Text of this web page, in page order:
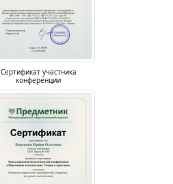
Сертификат участника
конференции